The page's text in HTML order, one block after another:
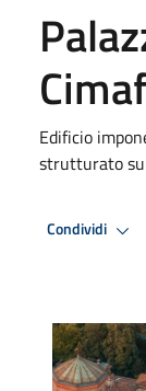
Edificio
strutturato
Condividi